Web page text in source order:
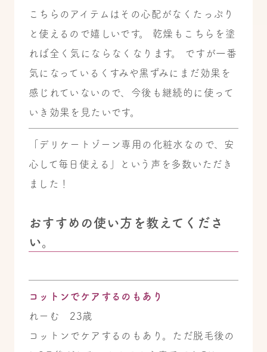
こちらのアイテムはその心配がなくたっぷり
と使えるので嬉しいです。 乾燥もこちらを塗
れば全く気にならなくなります。 ですが一番
気になっているくすみや黒ずみにまだ効果を
感じれていないので、今後も継続的に使って
いき効果を見たいです。
「デリケートゾーン専用の化粧水なので、安
心して毎日使える」という声を多数いただき
ました！
おすすめの使い方を教えてくださ
い。
コットンでケアするのもあり
れーむ 23歳
コットンでケアするのもあり。ただ脱毛後の